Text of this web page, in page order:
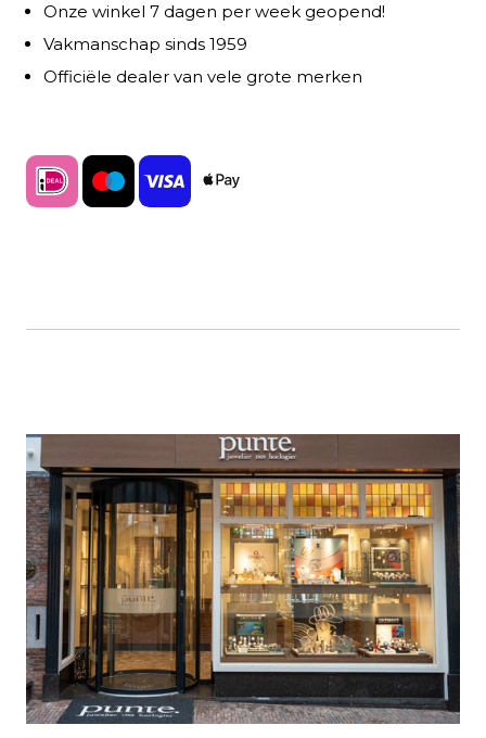
Onze winkel 7 dagen per week geopend!
Vakmanschap sinds 1959
Officiële dealer van vele grote merken